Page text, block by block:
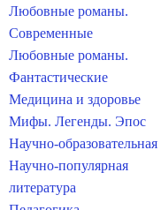
Любовные романы.
Современные
Любовные романы.
Фантастические
Медицина и здоровье
Мифы. Легенды. Эпос
Научно-образовательная
Научно-популярная
литература